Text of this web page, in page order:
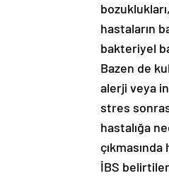
hastaların
bakteriyel
Bazen de
alerji veya
stres
hastalığa
İBS